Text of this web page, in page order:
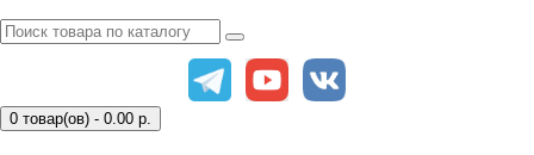
0 товар(ов) - 0.00 р.